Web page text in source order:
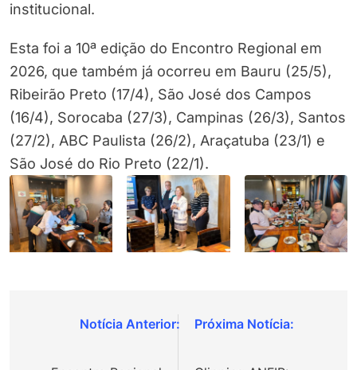
institucional.
Esta foi a 10ª edição do Encontro Regional em
2026, que também já ocorreu em Bauru (25/5),
Ribeirão Preto (17/4), São José dos Campos
(16/4), Sorocaba (27/3), Campinas (26/3), Santos
(27/2), ABC Paulista (26/2), Araçatuba (23/1) e
São José do Rio Preto (22/1).
Navegação